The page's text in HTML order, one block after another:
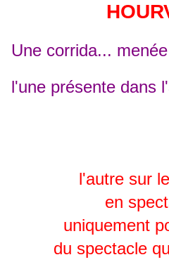
Une corrida...
l'une présente dans
l'autre sur
en
uniquement
du spectacle